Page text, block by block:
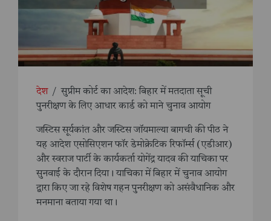
देश / सुप्रीम कोर्ट का आदेश: बिहार में मतदाता सूची
पुनरीक्षण के लिए आधार कार्ड को माने चुनाव आयोग
जस्टिस सूर्यकांत और जस्टिस जॉयमाल्या बागची की पीठ ने
यह आदेश एसोसिएशन फॉर डेमोक्रेटिक रिफॉर्म्स (एडीआर)
और स्वराज पार्टी के कार्यकर्ता योगेंद्र यादव की याचिका पर
सुनवाई के दौरान दिया। याचिका में बिहार में चुनाव आयोग
द्वारा किए जा रहे विशेष गहन पुनरीक्षण को असंवैधानिक और
मनमाना बताया गया था।